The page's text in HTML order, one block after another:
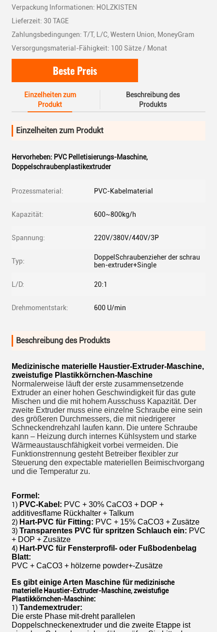
Verpackung Informationen: HOLZKISTEN
Lieferzeit: 30 TAGE
Zahlungsbedingungen: T/T, L/C, Western Union, MoneyGram
Versorgungsmaterial-Fähigkeit: 100 Sätze / Monat
Beste Preis
Einzelheiten zum
Produkt
Beschreibung des
Produkts
Einzelheiten zum Produkt
Hervorheben: PVC Pelletisierungs-Maschine,
Doppelschraubenplastikextruder
Prozessmaterial: PVC-Kabelmaterial
Kapazität: 600~800kg/h
Spannung: 220V/380V/440V/3P
Typ:
DoppelSchraubenzieher der schrau
ben-extruder+Single
L/D: 20:1
Drehmomentstark: 600 U/min
Beschreibung des Produkts
Medizinische materielle Haustier-Extruder-Maschine,
zweistufige Plastikkörnchen-Maschine
Normalerweise läuft der erste zusammensetzende
Extruder an einer hohen Geschwindigkeit für das gute
Mischen und die mit hohem Ausschuss Kapazität. Der
zweite Extruder muss eine einzelne Schraube eine sein
des größeren Durchmessers, die mit niedrigerer
Schneckendrehzahl laufen kann. Die untere Schraube
kann – Heizung durch internes Kühlsystem und starke
Wärmeaustauschfähigkeit vorbei vermeiden. Die
Funktionstrennung gesteht Betreiber flexibler zur
Steuerung den expectable materiellen Beimischvorgang
und die Temperatur zu.
Formel:
1) PVC-Kabel: PVC + 30% CaCO3 + DOP +
additivesflame Rückhalter + Talkum
2) Hart-PVC für Fitting: PVC + 15% CaCO3 + Zusätze
3) Transparentes PVC für spritzen Schlauch ein: PVC
+ DOP + Zusätze
4) Hart-PVC für Fensterprofil- oder Fußbodenbelag
Blatt:
PVC + CaCO3 + hölzerne powder+-Zusätze
Es gibt einige Arten Maschine für medizinische
materielle Haustier-Extruder-Maschine, zweistufige
Plastikkörnchen-Maschine:
1) Tandemextruder:
Die erste Phase mit-dreht parallelen
Doppelschneckenextruder und die zweite Etappe ist